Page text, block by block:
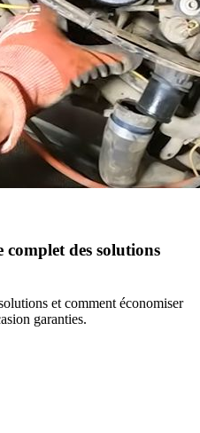
des solutions
et comment économiser
garanties.